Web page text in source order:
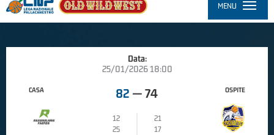
MENU
Data:
25/01/2026 18:00
CASA 82 — 74
12
21
25
17
OSPITE